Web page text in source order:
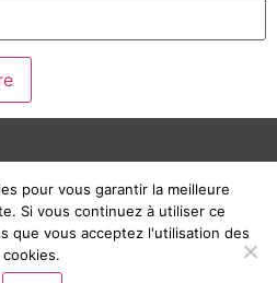
| Mentions Légales
pour vous garantir la meilleure
Si vous continuez à utiliser ce
que vous acceptez l'utilisation des
cookies.